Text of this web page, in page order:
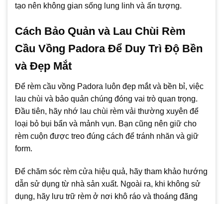
tạo nên không gian sống lung linh và ấn tượng.
Cách Bảo Quản và Lau Chùi Rèm
Cầu Vồng Padora Để Duy Trì Độ Bền
và Đẹp Mắt
Để rèm cầu vồng Padora luôn đẹp mắt và bền bỉ, việc
lau chùi và bảo quản chúng đóng vai trò quan trọng.
Đầu tiên, hãy nhớ lau chùi rèm vải thường xuyên để
loại bỏ bụi bẩn và mảnh vụn. Bạn cũng nên giữ cho
rèm cuộn được treo đúng cách để tránh nhăn và giữ
form.
Để chăm sóc rèm cửa hiệu quả, hãy tham khảo hướng
dẫn sử dụng từ nhà sản xuất. Ngoài ra, khi không sử
dụng, hãy lưu trữ rèm ở nơi khô ráo và thoáng đãng